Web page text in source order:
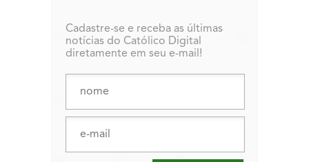
Cadastre-se e receba as últimas
notícias do Católico Digital
diretamente em seu e-mail!